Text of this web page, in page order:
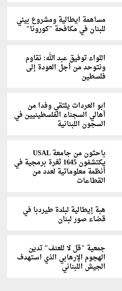
مساهمة ايطالية ومشروع بيئي
للبنان في مكافحة "كورونا"
اللواء توفيق عبد الله: نقاوم
ونتوحد من أجل العودة إلى
فلسطين
ابو العردات يلتقي وفدا من
أهالي السجناء الفلسطينيين في
السجون اللبنانية
باحثون من جامعة USAL
يكتشفون 1645 ثغرة برمجية في
أنظمة معلوماتية لعدد من
القطاعات
هبة إيطالية لبلدة طيردبا في
قضاء صور لبنان
جمعية "قل لا للعنف" تدين
الهجوم الإرهابي الذي استهدف
الجيش اللبناني